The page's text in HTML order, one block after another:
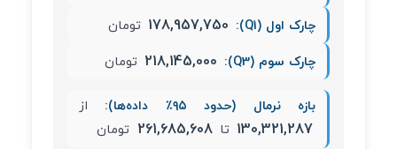
چارک اول (Q1):
178,957,750 تومان
چارک سوم (Q3):
218,145,000 تومان
بازه نرمال (حدود ۹۵٪ داده‌ها): از
130,321,287 تا 261,685,608 تومان